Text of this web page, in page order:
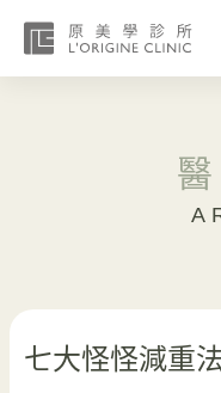
七大怪怪減重